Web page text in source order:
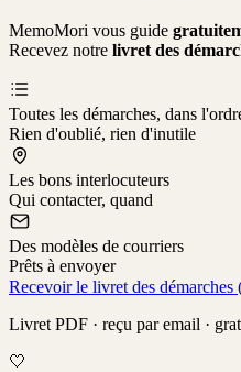
MemoMori vous guide
Recevez notre livret des
Toutes les démarches, dans
Rien d'oublié, rien d'inutile
Les bons interlocuteurs
Qui contacter, quand
Des modèles de courriers
Prêts à envoyer
Recevoir le livret des démarches
Livret PDF · reçu par email ·
🤍